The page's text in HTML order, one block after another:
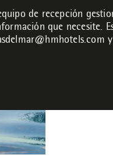
de recepción
que necesite.